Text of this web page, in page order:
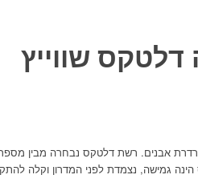
אובחנה בעיית דרדרת אבנים. רשת דלטקס
גמישה, נצמדת לפני המדרון וקלה